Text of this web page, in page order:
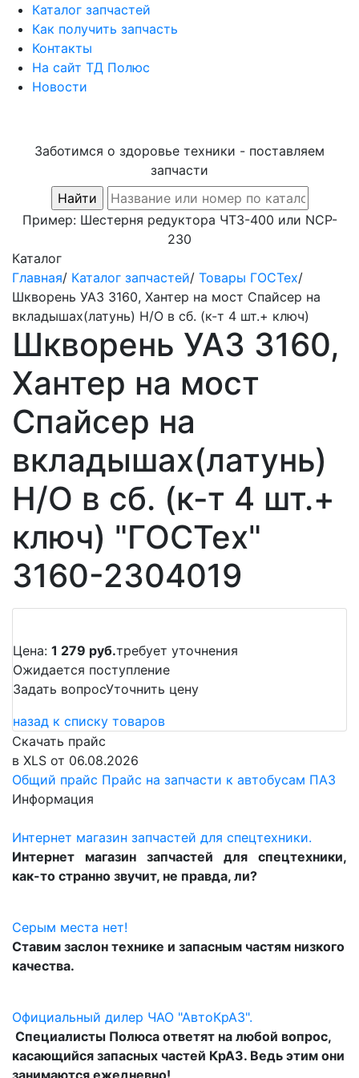
Каталог запчастей
Как получить запчасть
Контакты
На сайт ТД Полюс
Новости
Заботимся о здоровье техники - поставляем
запчасти
Пример: Шестерня редуктора ЧТЗ-400 или NCP-
230
Каталог
Главная/ Каталог запчастей/ Товары ГОСТех/
Шкворень УАЗ 3160, Хантер на мост Спайсер на
вкладышах(латунь) Н/О в сб. (к-т 4 шт.+ ключ)
Шкворень УАЗ 3160,
Хантер на мост
Спайсер на
вкладышах(латунь)
Н/О в сб. (к-т 4 шт.+
ключ) "ГОСТех"
3160-2304019
Цена: 1 279 руб.требует уточнения
Ожидается поступление
Задать вопросУточнить цену
назад к списку товаров
Скачать прайс
в XLS от 06.08.2026
Общий прайс Прайс на запчасти к автобусам ПАЗ
Информация
Интернет магазин запчастей для спецтехники.
Интернет магазин запчастей для спецтехники,
как-то странно звучит, не правда, ли?
Серым места нет!
Ставим заслон технике и запасным частям низкого
качества.
Официальный дилер ЧАО "АвтоКрАЗ".
Специалисты Полюса ответят на любой вопрос,
касающийся запасных частей КрАЗ. Ведь этим они
занимаются ежедневно!